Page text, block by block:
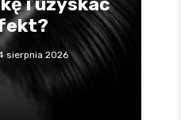
sierpnia 2026